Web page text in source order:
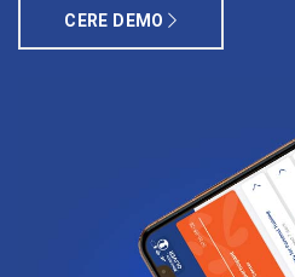
CERE DEMO